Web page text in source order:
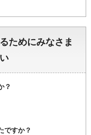
ためにみなさま
？
ですか？